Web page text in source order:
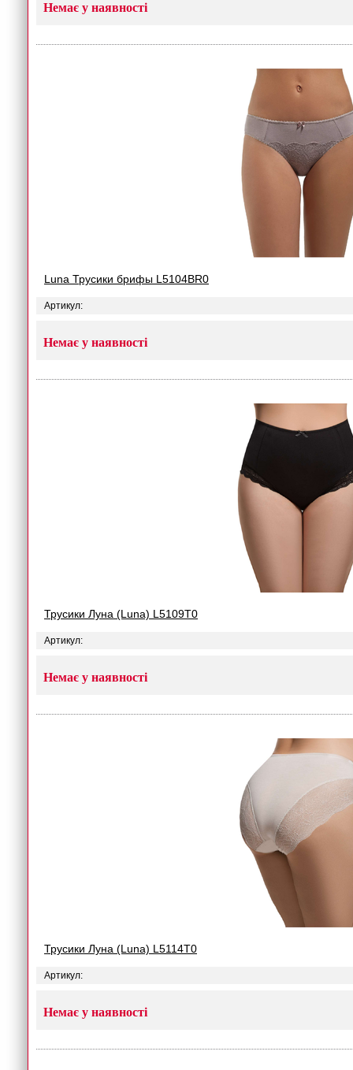
Немає у наявності
Luna Трусики брифы L5104BR0
Артикул:
Немає у наявності
Трусики Луна (Luna) L5109T0
Артикул:
Немає у наявності
Трусики Луна (Luna) L5114T0
Артикул:
Немає у наявності